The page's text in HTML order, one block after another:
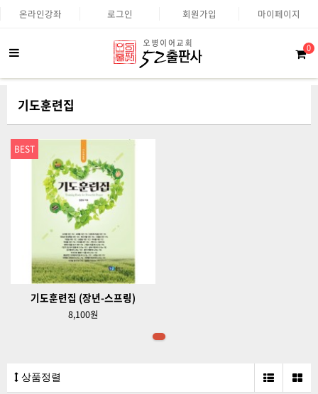
온라인강좌 로그인 회원가입 마이페이지
0
기도훈련집
BEST
기도훈련집 (장년-스프링)
8,100원
상품정렬